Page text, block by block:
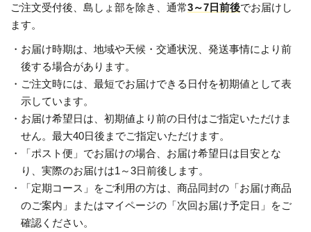
ご注文受付後、島しょ部を除き、通常3～7日前後でお届けし
ます。
・お届け時期は、地域や天候・交通状況、発送事情により前
後する場合があります。
・ご注文時には、最短でお届けできる日付を初期値として表
示しています。
・お届け希望日は、初期値より前の日付はご指定いただけま
せん。最大40日後までご指定いただけます。
・「ポスト便」でお届けの場合、お届け希望日は目安とな
り、実際のお届けは1～3日前後します。
・「定期コース」をご利用の方は、商品同封の「お届け商品
のご案内」またはマイページの「次回お届け予定日」をご
確認ください。